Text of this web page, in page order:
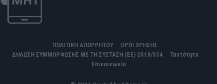
ΠΟΛΙΤΙΚΗ ΑΠΟΡΡΗΤΟΥ
ΟΡΟΙ ΧΡΗΣΗΣ
ΔΗΛΩΣΗ ΣΥΜΜΟΡΦΩΣΗΣ ΜΕ ΤΗ ΣΥΣΤΑΣΗ (ΕΕ) 2018/334
Ταυτότητα
Επικοινωνία